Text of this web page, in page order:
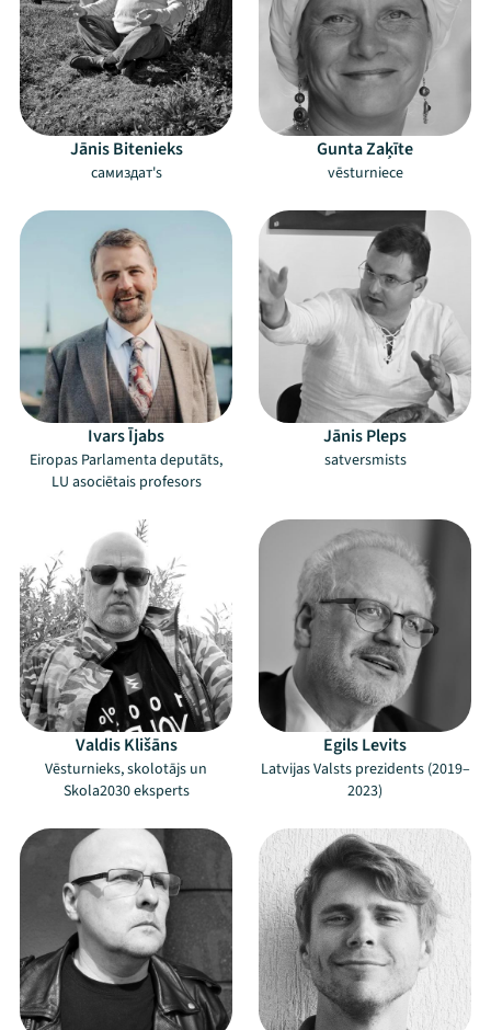
Mana programma
Festivāls
Viņi bija LAMPĀ 2026
Jaunumi
Ziedo
Veikals
Jānis Bitenieks
самиздат's
Gunta Zaķīte
vēsturniece
Ivars Ījabs
Eiropas Parlamenta deputāts,
LU asociētais profesors
Jānis Pleps
satversmists
Valdis Klišāns
Vēsturnieks, skolotājs un
Skola2030 eksperts
Egils Levits
Latvijas Valsts prezidents (2019–
2023)